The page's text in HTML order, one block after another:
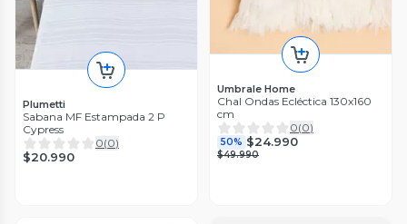
Plumetti
Sabana MF Estampada 2 P
Cypress
0(0)
$20.990
Umbrale Home
Chal Ondas Ecléctica 130x160
cm
0(0)
50% $24.990
$49.990